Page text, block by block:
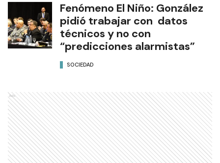
Fenómeno El Niño: González
pidió trabajar con datos
técnicos y no con
“predicciones alarmistas”
SOCIEDAD
Ads